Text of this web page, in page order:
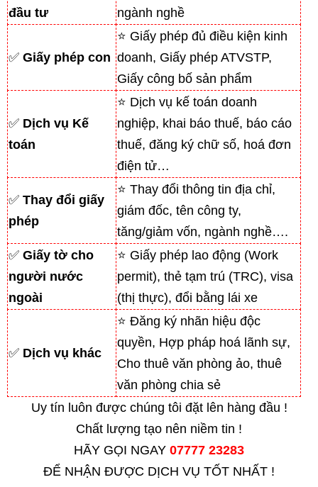
đầu tư
ngành nghề
✅ Giấy phép con
⭐ Giấy phép đủ điều kiện kinh
doanh, Giấy phép ATVSTP,
Giấy công bố sản phẩm
✅ Dịch vụ Kế
toán
⭐ Dịch vụ kế toán doanh
nghiệp, khai báo thuế, báo cáo
thuế, đăng ký chữ số, hoá đơn
điện tử…
✅ Thay đổi giấy
phép
⭐ Thay đổi thông tin địa chỉ,
giám đốc, tên công ty,
tăng/giảm vốn, ngành nghề….
✅ Giấy tờ cho
người nước
ngoài
⭐ Giấy phép lao động (Work
permit), thẻ tạm trú (TRC), visa
(thị thực), đổi bằng lái xe
✅ Dịch vụ khác
⭐ Đăng ký nhãn hiệu độc
quyền, Hợp pháp hoá lãnh sự,
Cho thuê văn phòng ảo, thuê
văn phòng chia sẻ
Uy tín luôn được chúng tôi đặt lên hàng đầu !
Chất lượng tạo nên niềm tin !
HÃY GỌI NGAY 07777 23283
ĐỂ NHẬN ĐƯỢC DỊCH VỤ TỐT NHẤT !